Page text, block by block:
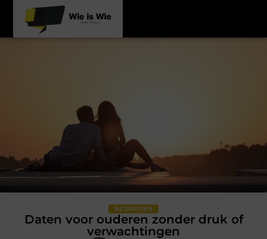
BEDRIJVEN
Daten voor ouderen zonder druk of
verwachtingen